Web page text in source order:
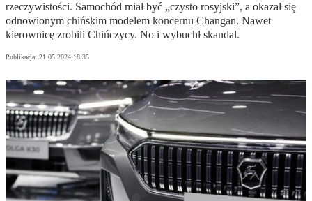
rzeczywistości. Samochód miał być „czysto rosyjski”, a okazał się
odnowionym chińskim modelem koncernu Changan. Nawet
kierownicę zrobili Chińczycy. No i wybuchł skandal.
Publikacja: 21.05.2024 18:35